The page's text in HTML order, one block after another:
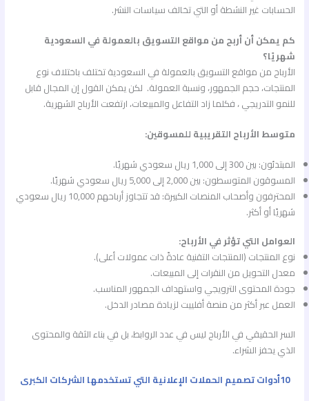
الحسابات غير النشطة أو التي تخالف سياسات النشر.
كم يمكن أن أربح من مواقع التسويق بالعمولة في السعودية
شهريًا؟
الأرباح من مواقع التسويق بالعمولة في السعودية تختلف باختلاف نوع
المنتجات، حجم الجمهور، ونسبة العمولة. لكن يمكن القول إن المجال قابل
للنمو التدريجي ، فكلما زاد التفاعل والمبيعات، ارتفعت الأرباح الشهرية.
متوسط الأرباح التقريبية للمسوقين:
المبتدئون: بين 300 إلى 1,000 ريال سعودي شهريًا.
المسوقون المتوسطون: بين 2,000 إلى 5,000 ريال سعودي شهريًا.
المحترفون وأصحاب المنصات الكبيرة: قد تتجاوز أرباحهم 10,000 ريال سعودي
شهريًا أو أكثر.
العوامل التي تؤثر في الأرباح:
نوع المنتجات (المنتجات التقنية عادةً ذات عمولات أعلى).
معدل التحويل من النقرات إلى المبيعات.
جودة المحتوى الترويجي واستهداف الجمهور المناسب.
العمل عبر أكثر من منصة أفلييت لزيادة مصادر الدخل.
السر الحقيقي في الأرباح ليس في عدد الروابط، بل في بناء الثقة والمحتوى
الذي يحفز الشراء.
10أدوات تصميم الحملات الإعلانية التي تستخدمها الشركات الكبرى